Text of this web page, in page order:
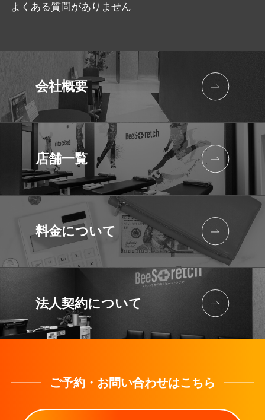
よくある質問がありません
会社概要
店舗一覧
料金について
法人契約について
ご予約・お問い合わせはこちら